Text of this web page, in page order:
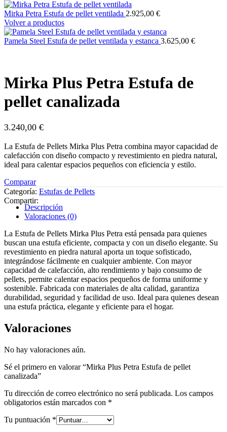
Mirka Petra Estufa de pellet ventilada 2.925,00 €
Volver a productos
Pamela Steel Estufa de pellet ventilada y estanca 3.625,00 €
Mirka Plus Petra Estufa de
pellet canalizada
3.240,00 €
La Estufa de Pellets Mirka Plus Petra combina mayor capacidad de
calefacción con diseño compacto y revestimiento en piedra natural,
ideal para calentar espacios pequeños con eficiencia y estilo.
Comparar
Categoría: Estufas de Pellets
Compartir:
Descripción
Valoraciones (0)
La Estufa de Pellets Mirka Plus Petra está pensada para quienes
buscan una estufa eficiente, compacta y con un diseño elegante. Su
revestimiento en piedra natural aporta un toque sofisticado,
integrándose fácilmente en cualquier ambiente. Con mayor
capacidad de calefacción, alto rendimiento y bajo consumo de
pellets, permite calentar espacios pequeños de forma uniforme y
sostenible. Fabricada con materiales de alta calidad, garantiza
durabilidad, seguridad y facilidad de uso. Ideal para quienes desean
una estufa práctica, elegante y eficiente para el hogar.
Valoraciones
No hay valoraciones aún.
Sé el primero en valorar “Mirka Plus Petra Estufa de pellet
canalizada”
Tu dirección de correo electrónico no será publicada. Los campos
obligatorios están marcados con *
Tu puntuación *